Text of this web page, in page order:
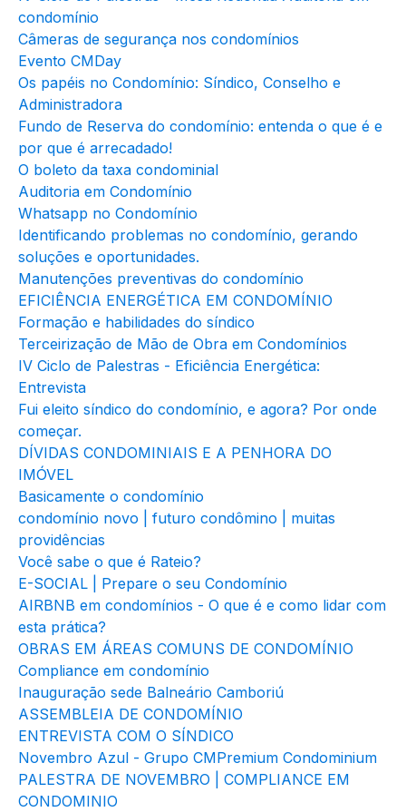
condomínio
Câmeras de segurança nos condomínios
Evento CMDay
Os papéis no Condomínio: Síndico, Conselho e
Administradora
Fundo de Reserva do condomínio: entenda o que é e
por que é arrecadado!
O boleto da taxa condominial
Auditoria em Condomínio
Whatsapp no Condomínio
Identificando problemas no condomínio, gerando
soluções e oportunidades.
Manutenções preventivas do condomínio
EFICIÊNCIA ENERGÉTICA EM CONDOMÍNIO
Formação e habilidades do síndico
Terceirização de Mão de Obra em Condomínios
IV Ciclo de Palestras - Eficiência Energética:
Entrevista
Fui eleito síndico do condomínio, e agora? Por onde
começar.
DÍVIDAS CONDOMINIAIS E A PENHORA DO
IMÓVEL
Basicamente o condomínio
condomínio novo | futuro condômino | muitas
providências
Você sabe o que é Rateio?
E-SOCIAL | Prepare o seu Condomínio
AIRBNB em condomínios - O que é e como lidar com
esta prática?
OBRAS EM ÁREAS COMUNS DE CONDOMÍNIO
Compliance em condomínio
Inauguração sede Balneário Camboriú
ASSEMBLEIA DE CONDOMÍNIO
ENTREVISTA COM O SÍNDICO
Novembro Azul - Grupo CMPremium Condominium
PALESTRA DE NOVEMBRO | COMPLIANCE EM
CONDOMINIO